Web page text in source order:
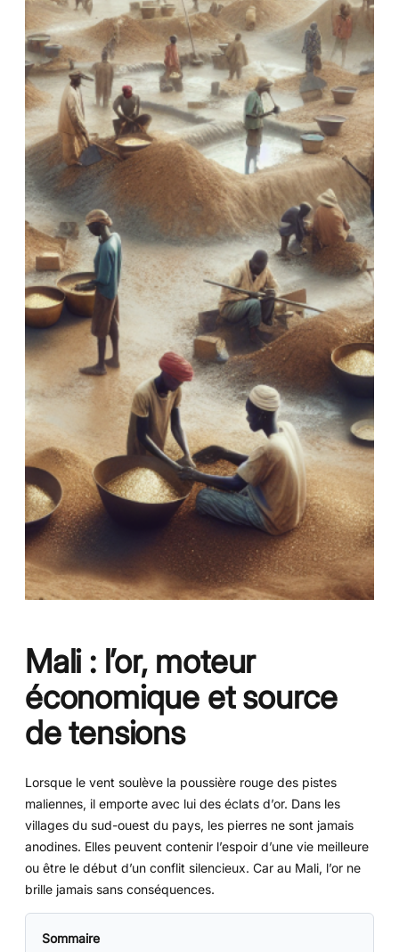
Mali : l’or, moteur
économique et source
de tensions
Lorsque le vent soulève la poussière rouge des pistes
maliennes, il emporte avec lui des éclats d’or. Dans les
villages du sud-ouest du pays, les pierres ne sont jamais
anodines. Elles peuvent contenir l’espoir d’une vie meilleure
ou être le début d’un conflit silencieux. Car au Mali, l’or ne
brille jamais sans conséquences.
Sommaire